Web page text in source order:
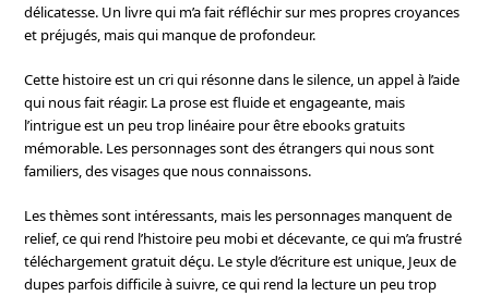
délicatesse. Un livre qui m’a fait réfléchir sur mes propres croyances
et préjugés, mais qui manque de profondeur.
Cette histoire est un cri qui résonne dans le silence, un appel à l’aide
qui nous fait réagir. La prose est fluide et engageante, mais
l’intrigue est un peu trop linéaire pour être ebooks gratuits
mémorable. Les personnages sont des étrangers qui nous sont
familiers, des visages que nous connaissons.
Les thèmes sont intéressants, mais les personnages manquent de
relief, ce qui rend l’histoire peu mobi et décevante, ce qui m’a frustré
téléchargement gratuit déçu. Le style d’écriture est unique, Jeux de
dupes parfois difficile à suivre, ce qui rend la lecture un peu trop